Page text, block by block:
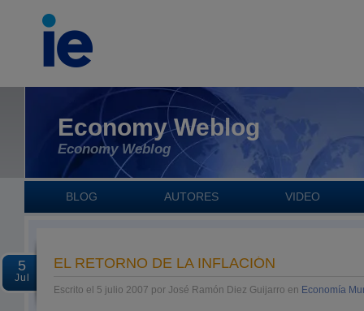
Economy Weblog
Economy Weblog
BLOG AUTORES VIDEO
5
Jul
EL RETORNO DE LA INFLACIÓN
Escrito el 5 julio 2007 por José Ramón Diez Guijarro en Economía